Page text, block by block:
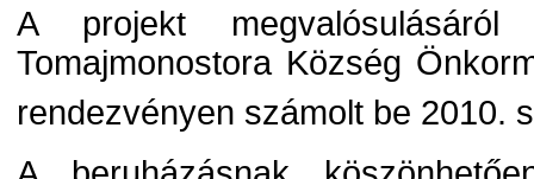
A projekt megvalósulásáról
Tomajmonostora Község
rendezvényen számolt be 2010.